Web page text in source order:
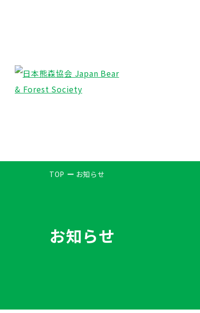
TOP お知らせ
お知らせ